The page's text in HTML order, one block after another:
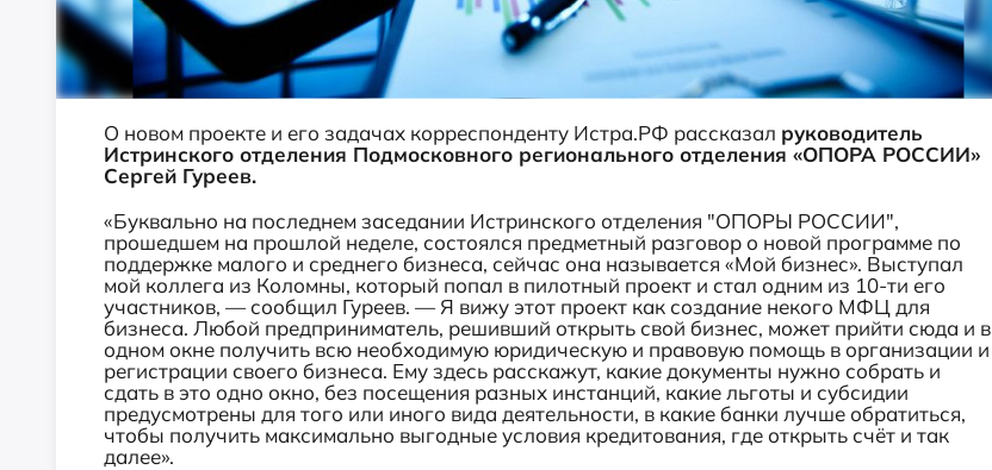
О новом проекте и его задачах корреспонденту Истра.РФ рассказал руководитель
Истринского отделения Подмосковного регионального отделения «ОПОРА РОССИИ»
Сергей Гуреев.
«Буквально на последнем заседании Истринского отделения "ОПОРЫ РОССИИ",
прошедшем на прошлой неделе, состоялся предметный разговор о новой программе по
поддержке малого и среднего бизнеса, сейчас она называется «Мой бизнес». Выступал
мой коллега из Коломны, который попал в пилотный проект и стал одним из 10-ти его
участников, — сообщил Гуреев. — Я вижу этот проект как создание некого МФЦ для
бизнеса. Любой предприниматель, решивший открыть свой бизнес, может прийти сюда и в
одном окне получить всю необходимую юридическую и правовую помощь в организации и
регистрации своего бизнеса. Ему здесь расскажут, какие документы нужно собрать и
сдать в это одно окно, без посещения разных инстанций, какие льготы и субсидии
предусмотрены для того или иного вида деятельности, в какие банки лучше обратиться,
чтобы получить максимально выгодные условия кредитования, где открыть счёт и так
далее».